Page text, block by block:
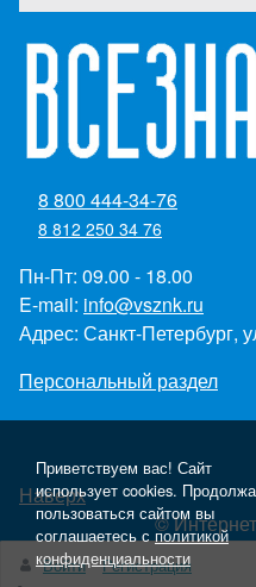
8 800 444-34-76
8 812 250 34 76
Пн-Пт: 09.00 - 18.00
E-mail: info@vsznk.ru
Адрес: Санкт-Петербург,
Персональный раздел
Наверх
©
Создание и
Войти
Регистрация
Приветствуем вас! Сайт
использует cookies.
пользоваться сайтом вы
соглашаетесь сполитикой
конфиденциальности